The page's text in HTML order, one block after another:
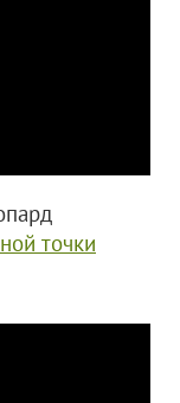
точки